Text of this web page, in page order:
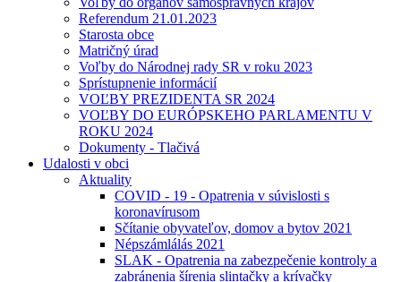
Referendum 21.01.2023
Starosta obce
Matričný úrad
Voľby do Národnej rady SR v roku 2023
Sprístupnenie informácií
VOĽBY PREZIDENTA SR 2024
VOĽBY DO EURÓPSKEHO PARLAMENTU V
ROKU 2024
Dokumenty - Tlačivá
Udalosti v obci
Aktuality
COVID - 19 - Opatrenia v súvislosti s
koronavírusom
Sčítanie obyvateľov, domov a bytov 2021
Népszámlálás 2021
SLAK - Opatrenia na zabezpečenie kontroly a
zabránenia šírenia slintačky a krívačky